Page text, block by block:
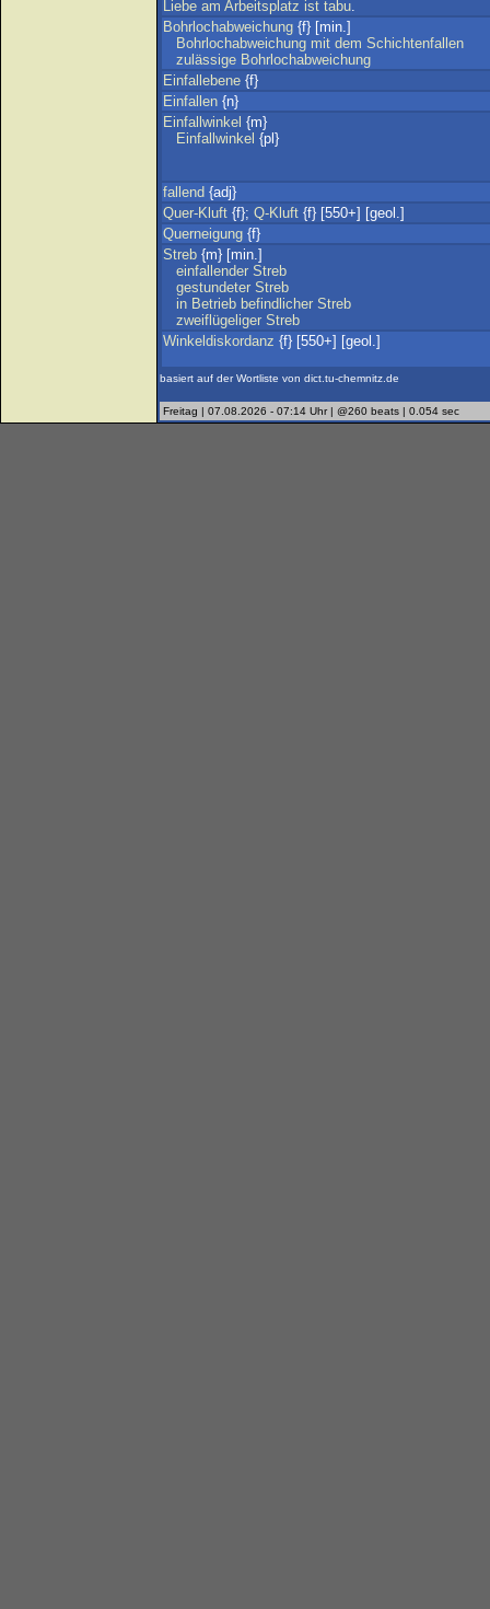
Liebe am Arbeitsplatz ist tabu.
Bohrlochabweichung {f} [min.]
Bohrlochabweichung mit dem Schichtenfallen
zulässige Bohrlochabweichung
Einfallebene {f}
Einfallen {n}
Einfallwinkel {m}
Einfallwinkel {pl}
fallend {adj}
Quer-Kluft {f}; Q-Kluft {f} [550+] [geol.]
Querneigung {f}
Streb {m} [min.]
einfallender Streb
gestundeter Streb
in Betrieb befindlicher Streb
zweiflügeliger Streb
Winkeldiskordanz {f} [550+] [geol.]
basiert auf der Wortliste von dict.tu-chemnitz.de
Freitag | 07.08.2026 - 07:14 Uhr | @260 beats | 0.054 sec